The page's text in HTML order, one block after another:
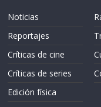
Noticias
Reportajes
Críticas de cine
Críticas de series
Edición física